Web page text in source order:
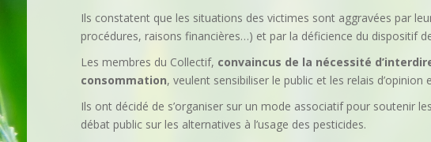
Ils constatent que les situations des victimes sont aggravées par
procédures, raisons financières…) et par la déficience du dispositif
Les membres du Collectif, convaincus de la nécessité
consommation, veulent sensibiliser le public et les relais
Ils ont décidé de s’organiser sur un mode associatif pour soutenir
débat public sur les alternatives à l’usage des pesticides.